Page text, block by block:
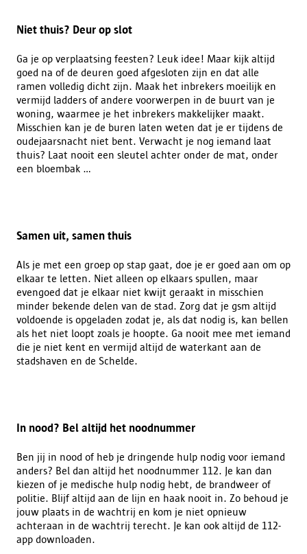
Niet thuis? Deur op slot
Ga je op verplaatsing feesten? Leuk idee! Maar kijk altijd
goed na of de deuren goed afgesloten zijn en dat alle
ramen volledig dicht zijn. Maak het inbrekers moeilijk en
vermijd ladders of andere voorwerpen in de buurt van je
woning, waarmee je het inbrekers makkelijker maakt.
Misschien kan je de buren laten weten dat je er tijdens de
oudejaarsnacht niet bent. Verwacht je nog iemand laat
thuis? Laat nooit een sleutel achter onder de mat, onder
een bloembak ...
Samen uit, samen thuis
Als je met een groep op stap gaat, doe je er goed aan om op
elkaar te letten. Niet alleen op elkaars spullen, maar
evengoed dat je elkaar niet kwijt geraakt in misschien
minder bekende delen van de stad. Zorg dat je gsm altijd
voldoende is opgeladen zodat je, als dat nodig is, kan bellen
als het niet loopt zoals je hoopte. Ga nooit mee met iemand
die je niet kent en vermijd altijd de waterkant aan de
stadshaven en de Schelde.
In nood? Bel altijd het noodnummer
Ben jij in nood of heb je dringende hulp nodig voor iemand
anders? Bel dan altijd het noodnummer 112. Je kan dan
kiezen of je medische hulp nodig hebt, de brandweer of
politie. Blijf altijd aan de lijn en haak nooit in. Zo behoud je
jouw plaats in de wachtrij en kom je niet opnieuw
achteraan in de wachtrij terecht. Je kan ook altijd de 112-
app downloaden.